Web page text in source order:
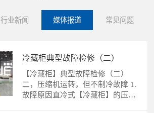
行业新闻 媒体报道 常见问题
冷藏柜典型故障检修（二）
【冷藏柜】典型故障检修（二）
二，压缩机运转，但不制冷故障 1.
故障原因直冷式【冷藏柜】的压缩